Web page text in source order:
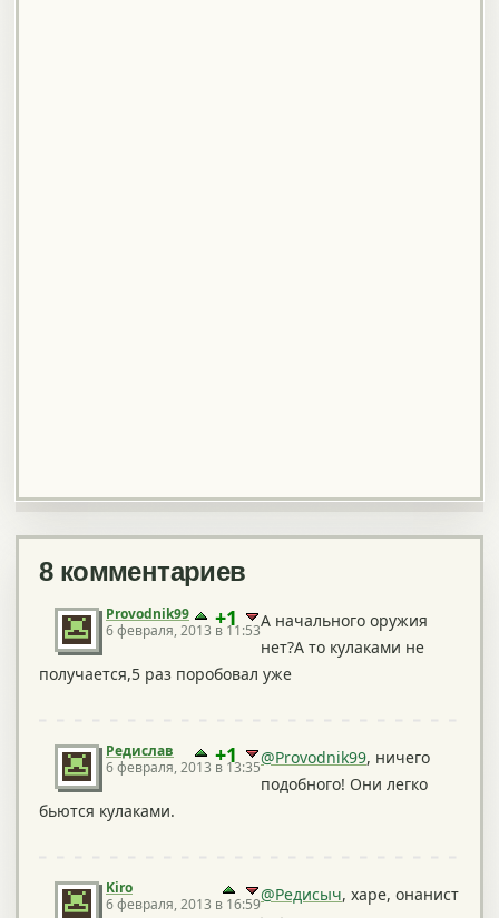
8 комментариев
Provodnik99
6 февраля, 2013 в 11:53
+1
А начального оружия
нет?А то кулаками не
получается,5 раз поробовал уже
Редислав
6 февраля, 2013 в 13:35
+1 @Provodnik99, ничего
подобного! Они легко
бьются кулаками.
Kiro
6 февраля, 2013 в 16:59@Редисыч, харе, онанист